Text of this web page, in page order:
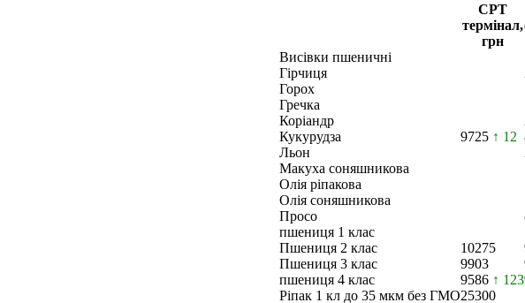
CPT
термінал,
грн
Висівки пшеничні
Гірчиця
Горох
Гречка
Коріандр
Кукурудза
9725 ↑ 12
Льон
Макуха соняшникова
Олія ріпакова
Олія соняшникова
Просо
пшениця 1 клас
Пшениця 2 клас
10275
Пшениця 3 клас
9903
пшениця 4 клас
9586 ↑ 123
Ріпак 1 кл до 35 мкм без ГМО25300